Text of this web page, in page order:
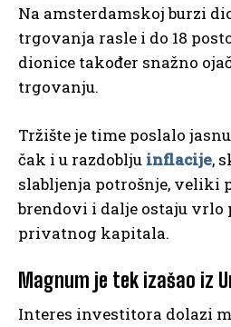
Na amsterdamskoj burzi
trgovanja rasle i do 18
dionice također snažno
trgovanju.
Tržište je time poslalo
čak i u razdoblju inflacije,
slabljenja potrošnje, veliki
brendovi i dalje ostaju vrlo
privatnog kapitala.
Magnum je tek izašao iz
Interes investitora dolazi